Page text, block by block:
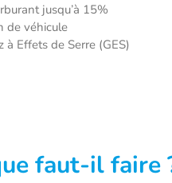
jusqu’à 15%
de véhicule
à Effets de Serre (GES)
faut-il faire